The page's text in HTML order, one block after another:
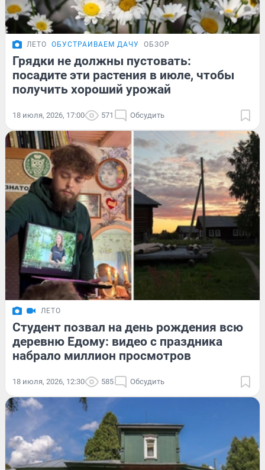
ЛЕТО ОБУСТРАИВАЕМ ДАЧУ ОБЗОР
Грядки не должны пустовать:
посадите эти растения в июле, чтобы
получить хороший урожай
18 июля, 2026, 17:00 571 Обсудить
ЛЕТО
Студент позвал на день рождения всю
деревню Едому: видео с праздника
набрало миллион просмотров
18 июля, 2026, 12:30 585 Обсудить